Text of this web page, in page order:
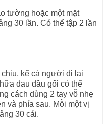
tường hoặc một mặt
30 lần. Có thể tập 2 lần
kể cả người đi lại
đau đầu gối có thể
cách dùng 2 tay vỗ nhẹ
và phía sau. Mỗi một vị
30 cái.